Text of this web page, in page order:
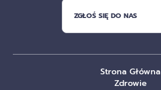
ZGŁOŚ SIĘ DO NAS
Strona Główna
Zdrowie